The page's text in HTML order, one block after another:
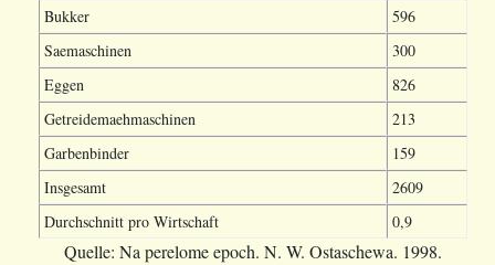
Bukker
596
Saemaschinen
300
Eggen
826
Getreidemaehmaschinen
213
Garbenbinder
159
Insgesamt
2609
Durchschnitt pro Wirtschaft
0,9
Quelle: Na perelome epoch. N. W. Ostaschewa. 1998.